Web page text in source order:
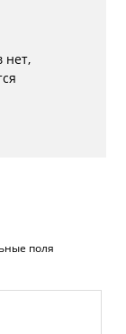
нет,
поля